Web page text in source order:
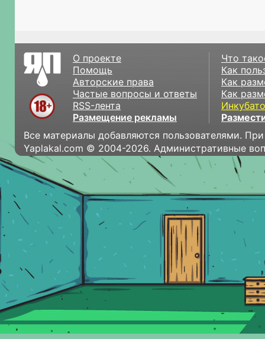
О проекте
Помощь
Авторские права
Частые вопросы и ответы
RSS-лента
Размещение рекламы
Что
Как
Как
Как
Все материалы добавляются пользователями.
Yaplakal.com © 2004-2026. Административные